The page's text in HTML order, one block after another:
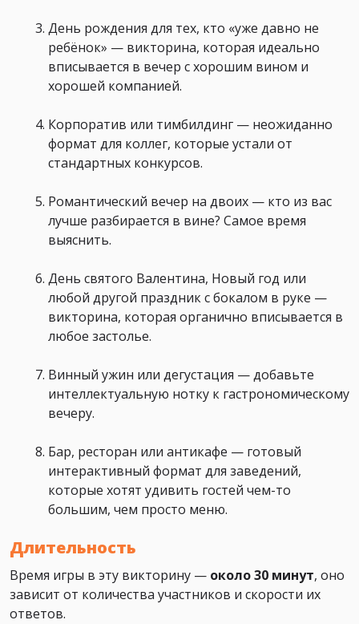
День рождения для тех, кто «уже давно не
ребёнок» — викторина, которая идеально
вписывается в вечер с хорошим вином и
хорошей компанией.
Корпоратив или тимбилдинг — неожиданно
формат для коллег, которые устали от
стандартных конкурсов.
Романтический вечер на двоих — кто из вас
лучше разбирается в вине? Самое время
выяснить.
День святого Валентина, Новый год или
любой другой праздник с бокалом в руке —
викторина, которая органично вписывается в
любое застолье.
Винный ужин или дегустация — добавьте
интеллектуальную нотку к гастрономическому
вечеру.
Бар, ресторан или антикафе — готовый
интерактивный формат для заведений,
которые хотят удивить гостей чем-то
большим, чем просто меню.
Длительность
Время игры в эту викторину — около 30 минут, оно
зависит от количества участников и скорости их
ответов.